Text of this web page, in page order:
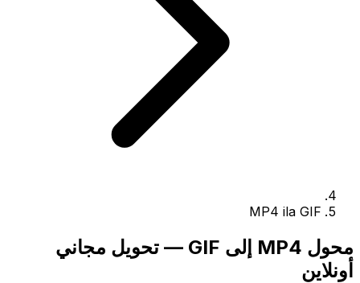
MP4 ila GIF
محول MP4 إلى GIF — تحويل مجاني
أونلاين